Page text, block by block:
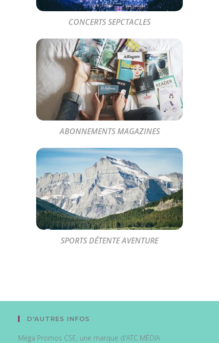
CONCERTS SEPCTACLES
ABONNEMENTS MAGAZINES
SPORTS DÉTENTE AVENTURE
D'AUTRES INFOS
Méga Promos CSE, une marque d'ATC MÉDIA